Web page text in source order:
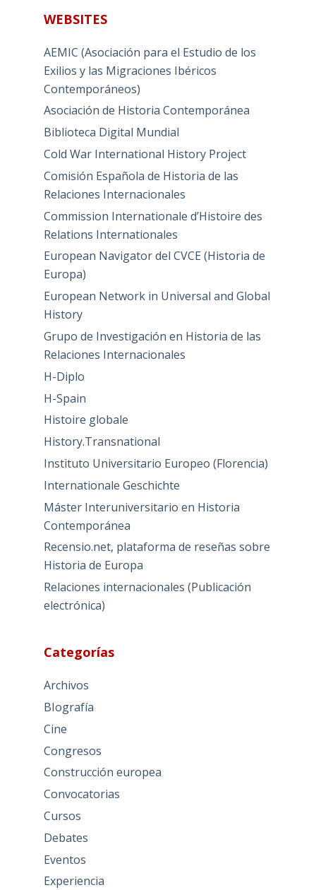
WEBSITES
AEMIC (Asociación para el Estudio de los
Exilios y las Migraciones Ibéricos
Contemporáneos)
Asociación de Historia Contemporánea
Biblioteca Digital Mundial
Cold War International History Project
Comisión Española de Historia de las
Relaciones Internacionales
Commission Internationale d’Histoire des
Relations Internationales
European Navigator del CVCE (Historia de
Europa)
European Network in Universal and Global
History
Grupo de Investigación en Historia de las
Relaciones Internacionales
H-Diplo
H-Spain
Histoire globale
History.Transnational
Instituto Universitario Europeo (Florencia)
Internationale Geschichte
Máster Interuniversitario en Historia
Contemporánea
Recensio.net, plataforma de reseñas sobre
Historia de Europa
Relaciones internacionales (Publicación
electrónica)
Categorías
Archivos
BIografía
Cine
Congresos
Construcción europea
Convocatorias
Cursos
Debates
Eventos
Experiencia